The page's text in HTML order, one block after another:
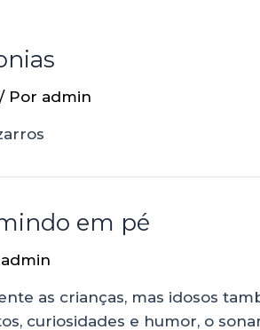
/ Por admin
em pé
admin
as crianças, mas idosos
curiosidades e humor, o